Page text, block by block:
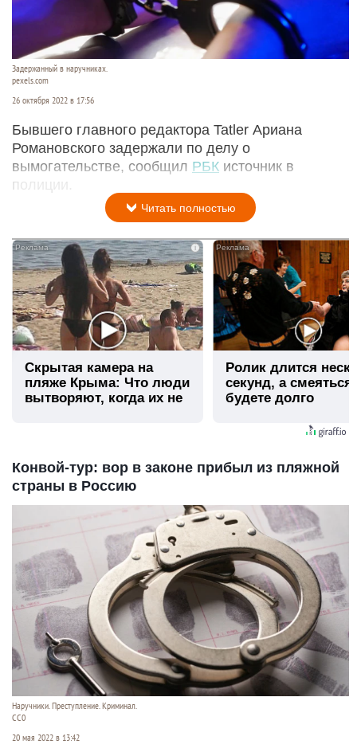
Задержанный в наручниках.
pexels.com
26 октября 2022 в 17:56
Бывшего главного редактора Tatler Ариана
Романовского задержали по делу о
вымогательстве, сообщил РБК источник в
полиции.
Читать полностью
i
Скрытая камера на
пляже Крыма: Что люди
вытворяют, когда их не
Ролик длится
секунд, а
будете долго
Конвой-тур: вор в законе прибыл из пляжной
страны в Россию
Наручники. Преступление. Криминал.
CC0
20 мая 2022 в 13:42